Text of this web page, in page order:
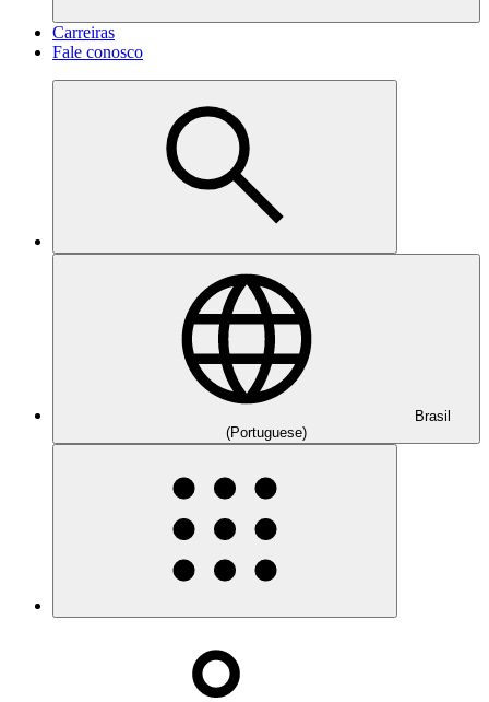
Carreiras
Fale conosco
Brasil
(Portuguese)